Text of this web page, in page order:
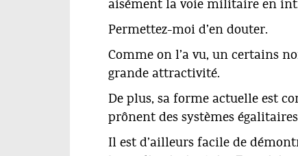
aisément la voie militaire en
Permettez-moi d’en douter.
Comme on l’a vu, un certains
grande attractivité.
De plus, sa forme actuelle est
prônent des systèmes
Il est d’ailleurs facile de